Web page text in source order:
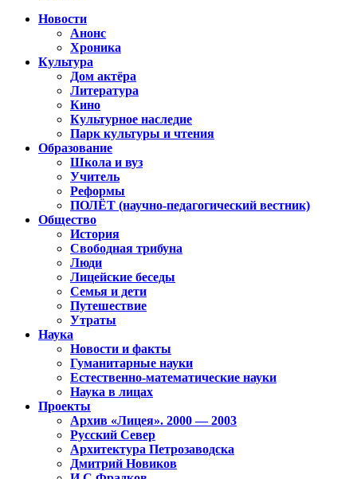
Новости
Анонс
Хроника
Культура
Дом актёра
Литература
Кино
Культурное наследие
Парк культуры и чтения
Образование
Школа и вуз
Учитель
Реформы
ПОЛЁТ (научно-педагогический вестник)
Общество
История
Свободная трибуна
Люди
Лицейские беседы
Семья и дети
Путешествие
Утраты
Наука
Новости и факты
Гуманитарные науки
Естественно-математические науки
Наука в лицах
Проекты
Архив «Лицея». 2000 — 2003
Русский Север
Архитектура Петрозаводска
Дмитрий Новиков